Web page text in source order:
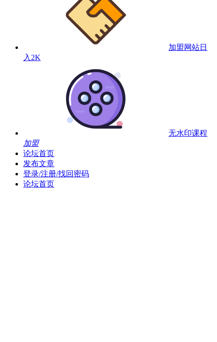
加盟网站日
入2K
无水印课程
加盟
论坛首页
发布文章
登录/注册/找回密码
论坛首页